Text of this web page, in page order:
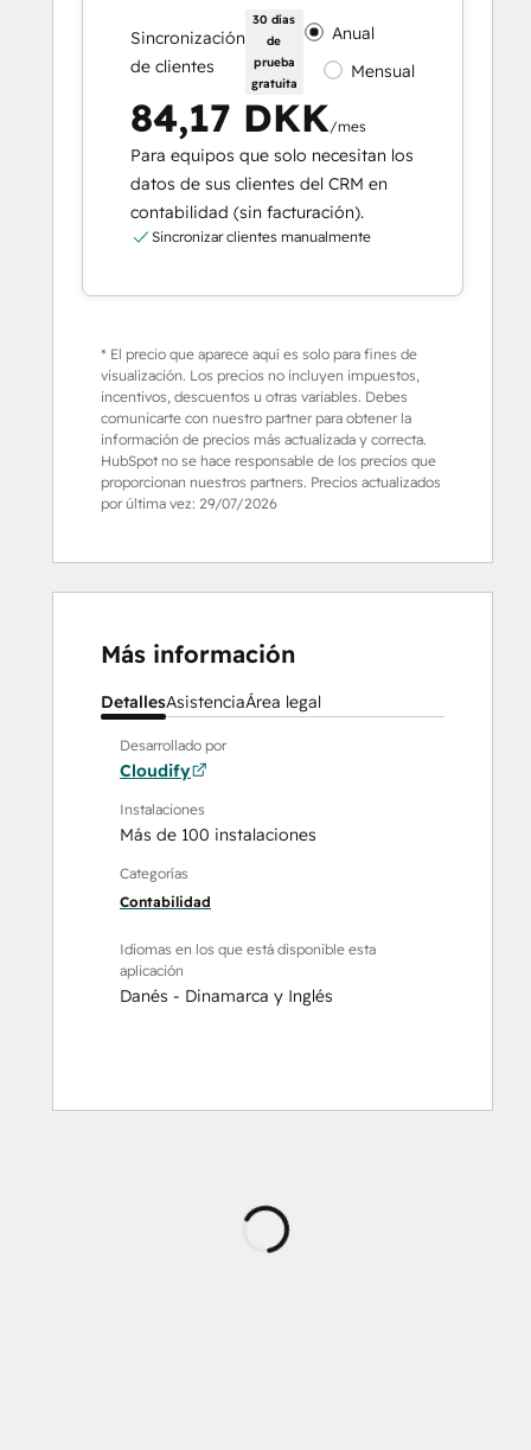
Sincronización
de clientes
30 días
de
prueba
gratuita
Anual
Mensual
84,17 DKK/mes
Para equipos que solo necesitan los
datos de sus clientes del CRM en
contabilidad (sin facturación).
Sincronizar clientes manualmente
* El precio que aparece aquí es solo para fines de
visualización. Los precios no incluyen impuestos,
incentivos, descuentos u otras variables. Debes
comunicarte con nuestro partner para obtener la
información de precios más actualizada y correcta.
HubSpot no se hace responsable de los precios que
proporcionan nuestros partners. Precios actualizados
por última vez: 29/07/2026
Más información
DetallesAsistenciaÁrea legal
Desarrollado por
Cloudify
Instalaciones
Más de 100 instalaciones
Categorías
Contabilidad
Idiomas en los que está disponible esta
aplicación
Danés - Dinamarca y Inglés
Cargando